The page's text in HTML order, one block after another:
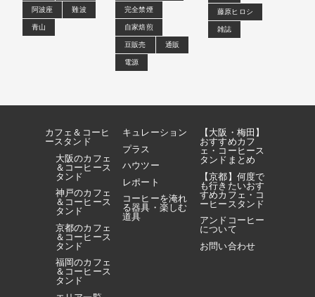
阿波座
難波
青山
完全禁煙
自家焙煎
豆販売
通販
電源
藤原ヒロシ
雑誌
カフェ＆コーヒ
ースタンド
大阪のカフェ
＆コーヒース
タンド
神戸のカフェ
＆コーヒース
タンド
京都のカフェ
＆コーヒース
タンド
福岡のカフェ
＆コーヒース
タンド
キュレーション
プラス
ハウツー
レポート
コーヒーを淹れ
る器具・楽しむ
道具
【大阪・梅田】
おすすめカフ
ェ・コーヒース
タンドまとめ
【京都】何度で
も行きたいおす
すめカフェ・コ
ーヒースタンド
アンドコーヒー
について
お問い合わせ